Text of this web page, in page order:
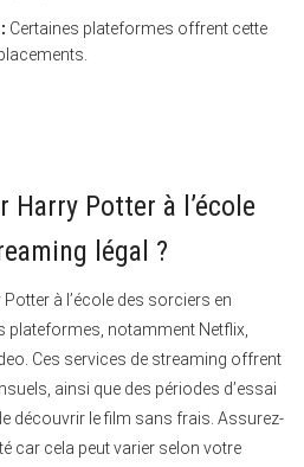
Certaines plateformes offrent cette
Harry Potter à l’école
légal ?
à l’école des sorciers en
plateformes, notamment Netflix,
Ces services de streaming offrent
ainsi que des périodes d’essai
découvrir le film sans frais. Assurez-
car cela peut varier selon votre